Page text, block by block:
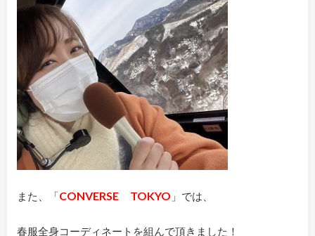
また、「CONVERSE TOKYO 」では、
春服全身コーディネートを組んで頂きました！